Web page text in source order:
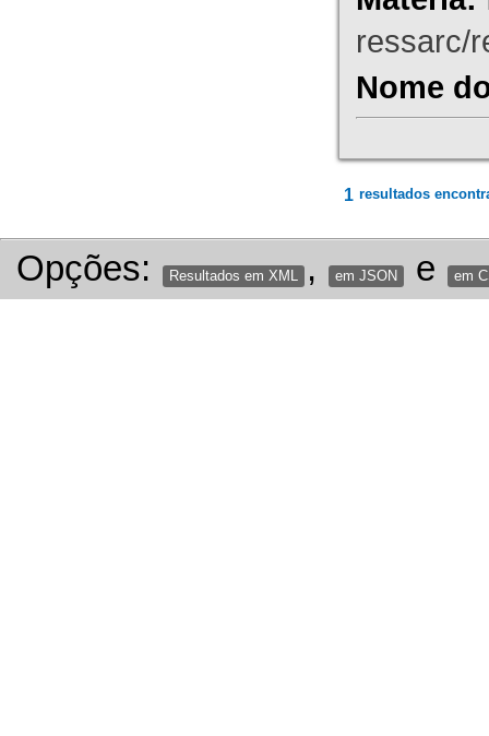
ressarc/
Nome
1 resultados
Opções: Resultados em XML , em JSON e em